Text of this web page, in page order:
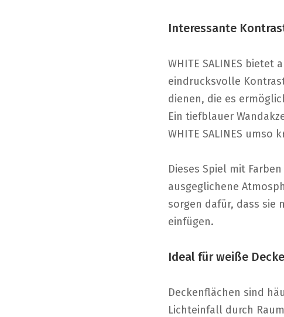
Interessante
WHITE SALINES
eindrucksvolle
dienen, die es
Ein tiefblauer
WHITE SALINES
Dieses Spiel mit
ausgeglichene
sorgen dafür, dass sie
einfügen.
Ideal für weiße
Deckenflächen sind
Lichteinfall durch